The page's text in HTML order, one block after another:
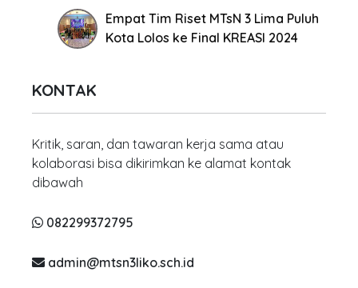
Empat Tim Riset MTsN 3 Lima Puluh
Kota Lolos ke Final KREASI 2024
KONTAK
Kritik, saran, dan tawaran kerja sama atau
kolaborasi bisa dikirimkan ke alamat kontak
dibawah
082299372795
admin@mtsn3liko.sch.id